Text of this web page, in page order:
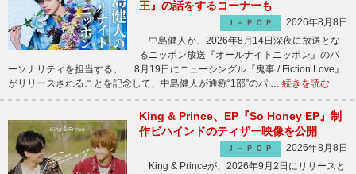
王』の話をするコーナーも
Ｊ－ＰＯＰ
2026年8月8日
中島健人が、2026年8月14日深夜に放送とな
るニッポン放送『オールナイトニッポン』のパ
ーソナリティを担当する。 8月19日にニューシングル『鬼事 / Fiction Love』
がリリースされることを記念して、中島健人が通称“1部”のパ … 続きを読む
King & Prince、EP『So Honey EP』制
作ビハインドのティザー映像を公開
Ｊ－ＰＯＰ
2026年8月8日
King & Princeが、2026年9月2日にリリースと